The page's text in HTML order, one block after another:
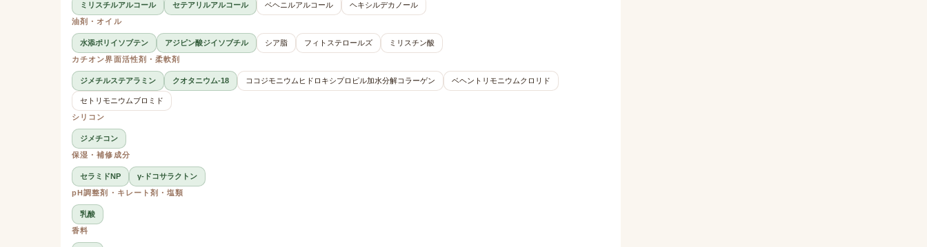
ミリスチルアルコール セテアリルアルコール ベヘニルアルコール
ヘキシルデカノール
油剤・オイル
水添ポリイソブテン アジピン酸ジイソブチル シア脂 フィトステロールズ
ミリスチン酸
カチオン界面活性剤・柔軟剤
ジメチルステアラミン クオタニウム-18 ココジモニウムヒドロキシプロピル加水分解コラーゲン ベヘントリモニウムクロリド
セトリモニウムブロミド
シリコン
ジメチコン
保湿・補修成分
セラミドNP
γ-ドコサラクトン
pH調整剤・キレート剤・塩類
乳酸
香料